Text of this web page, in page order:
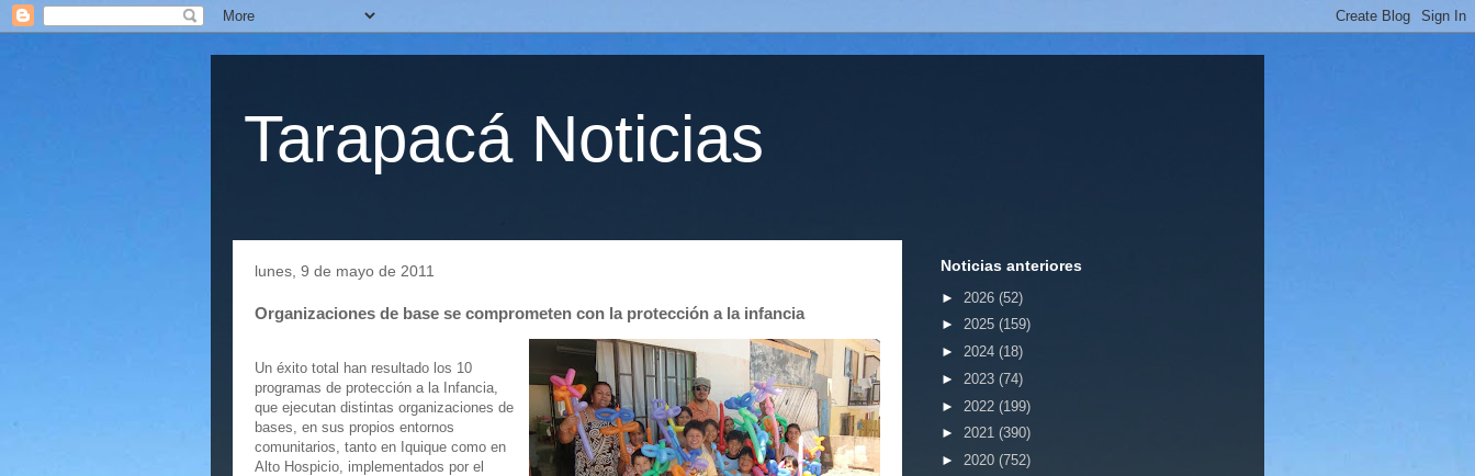
Tarapacá Noticias
lunes, 9 de mayo de 2011
Organizaciones de base se comprometen con la protección a la infancia
Un éxito total han resultado los 10
programas de protección a la Infancia,
que ejecutan distintas organizaciones de
bases, en sus propios entornos
comunitarios, tanto en Iquique como en
Alto Hospicio, implementados por el
Noticias anteriores
► 2026 (52)
► 2025 (159)
► 2024 (18)
► 2023 (74)
► 2022 (199)
► 2021 (390)
► 2020 (752)